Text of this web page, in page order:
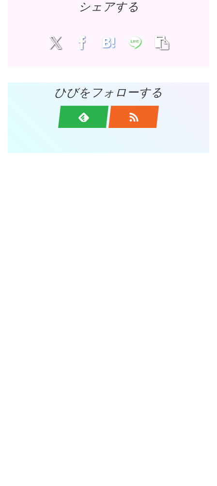
シェアする
ひびをフォローする